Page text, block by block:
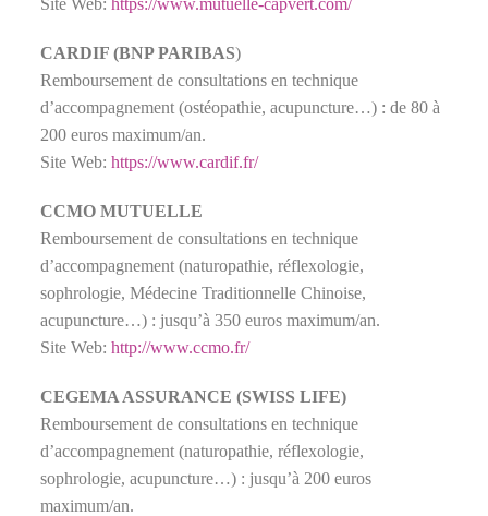
CARDIF (BNP PARIBAS)
Remboursement de consultations en technique
d’accompagnement (ostéopathie, acupuncture…) : de 80 à
200 euros maximum/an.
Site Web:https://www.cardif.fr/
CCMO MUTUELLE
Remboursement de consultations en technique
d’accompagnement (naturopathie, réflexologie,
sophrologie, Médecine Traditionnelle Chinoise,
acupuncture…) : jusqu’à 350 euros maximum/an.
Site Web:http://www.ccmo.fr/
CEGEMA ASSURANCE (SWISS LIFE)
Remboursement de consultations en technique
d’accompagnement (naturopathie, réflexologie,
sophrologie, acupuncture…) : jusqu’à 200 euros
maximum/an.